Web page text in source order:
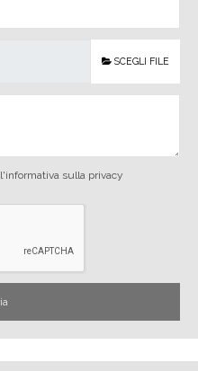
SCEGLI FILE
l'informativa sulla privacy